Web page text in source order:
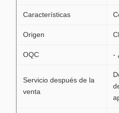
Características
Origen
OQC -
Servicio después de la
venta